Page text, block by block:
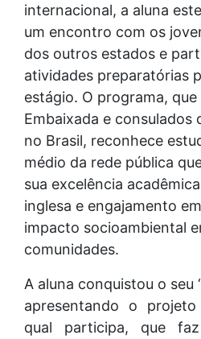
internacional, a aluna
um encontro com os
dos outros estados e
atividades preparatórias
estágio. O programa,
Embaixada e consulados
no Brasil, reconhece
médio da rede pública
sua excelência
inglesa e engajamento
impacto socioambiental
comunidades.
A aluna conquistou o seu
apresentando o
qual participa, que